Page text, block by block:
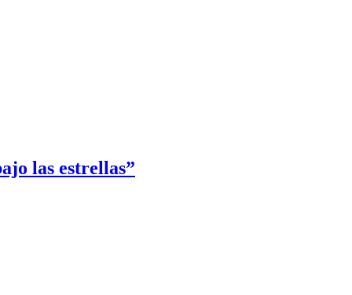
las estrellas”